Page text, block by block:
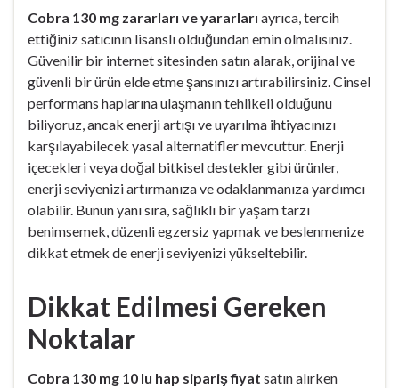
Cobra 130 mg zararları ve yararları ayrıca, tercih
ettiğiniz satıcının lisanslı olduğundan emin olmalısınız.
Güvenilir bir internet sitesinden satın alarak, orijinal ve
güvenli bir ürün elde etme şansınızı artırabilirsiniz. Cinsel
performans haplarına ulaşmanın tehlikeli olduğunu
biliyoruz, ancak enerji artışı ve uyarılma ihtiyacınızı
karşılayabilecek yasal alternatifler mevcuttur. Enerji
içecekleri veya doğal bitkisel destekler gibi ürünler,
enerji seviyenizi artırmanıza ve odaklanmanıza yardımcı
olabilir. Bunun yanı sıra, sağlıklı bir yaşam tarzı
benimsemek, düzenli egzersiz yapmak ve beslenmenize
dikkat etmek de enerji seviyenizi yükseltebilir.
Dikkat Edilmesi Gereken
Noktalar
Cobra 130 mg 10 lu hap sipariş fiyat satın alırken